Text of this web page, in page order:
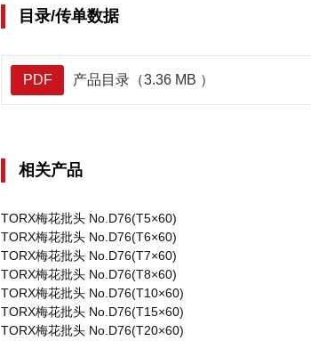
目录/传单数据
PDF 产品目录（3.36 MB ）
相关产品
TORX梅花批头 No.D76(T5×60)
TORX梅花批头 No.D76(T6×60)
TORX梅花批头 No.D76(T7×60)
TORX梅花批头 No.D76(T8×60)
TORX梅花批头 No.D76(T10×60)
TORX梅花批头 No.D76(T15×60)
TORX梅花批头 No.D76(T20×60)